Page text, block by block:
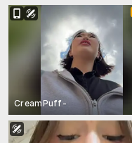
CreamPuff-